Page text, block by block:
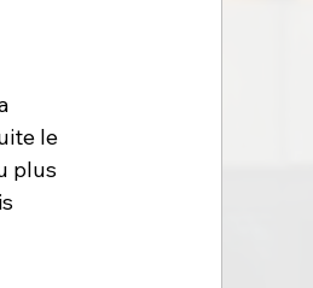
le
plus